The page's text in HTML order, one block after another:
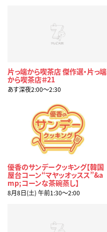
片っ端から喫茶店 傑作選・片っ端
から喫茶店＃21
あす深夜2:00〜2:30
優香のサンデークッキング【韓国
屋台コーン“マヤッオッスス”&a
mp;コーンな茶碗蒸し】
8月8日(土) 午前1:30〜2:00